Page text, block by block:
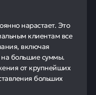
нарастает. Это
клиентам все
включая
большие суммы.
от крупнейших
больших